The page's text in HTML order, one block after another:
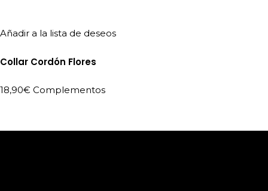
Añadir a la lista de deseos
Collar Cordón Flores
18,90€ Complementos